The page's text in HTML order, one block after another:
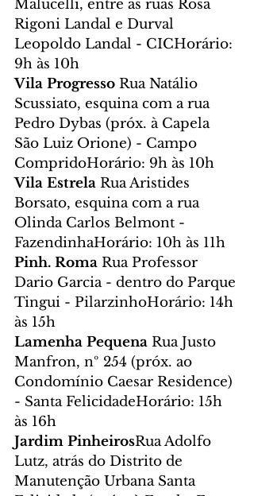
Malucelli, entre as ruas Rosa
Rigoni Landal e Durval
Leopoldo Landal - CICHorário:
9h às 10h
Vila Progresso Rua Natálio
Scussiato, esquina com a rua
Pedro Dybas (próx. à Capela
São Luiz Orione) - Campo
CompridoHorário: 9h às 10h
Vila Estrela Rua Aristides
Borsato, esquina com a rua
Olinda Carlos Belmont -
FazendinhaHorário: 10h às 11h
Pinh. Roma Rua Professor
Dario Garcia - dentro do Parque
Tingui - PilarzinhoHorário: 14h
às 15h
Lamenha Pequena Rua Justo
Manfron, nº 254 (próx. ao
Condomínio Caesar Residence)
- Santa FelicidadeHorário: 15h
às 16h
Jardim PinheirosRua Adolfo
Lutz, atrás do Distrito de
Manutenção Urbana Santa